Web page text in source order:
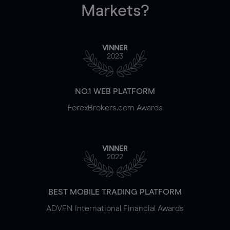
Markets?
VINNER
2023
NO.1 WEB PLATFORM
ForexBrokers.com Awards
VINNER
2022
BEST MOBILE TRADING PLATFORM
ADVFN International Financial Awards